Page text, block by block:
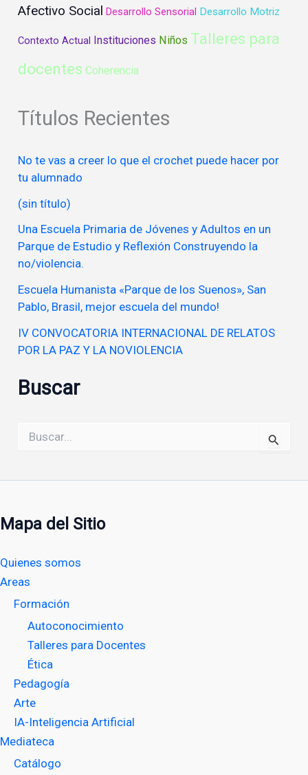
Afectivo Social Desarrollo Sensorial Desarrollo Motriz
Contexto Actual Instituciones Niños Talleres para
docentes Coherencia
Títulos Recientes
No te vas a creer lo que el crochet puede hacer por
tu alumnado
(sin título)
Una Escuela Primaria de Jóvenes y Adultos en un
Parque de Estudio y Reflexión Construyendo la
no/violencia.
Escuela Humanista «Parque de los Suenos», San
Pablo, Brasil, mejor escuela del mundo!
IV CONVOCATORIA INTERNACIONAL DE RELATOS
POR LA PAZ Y LA NOVIOLENCIA
Buscar
por:
Mapa del Sitio
Quienes somos
Areas
Formación
Autoconocimiento
Talleres para Docentes
Ética
Pedagogía
Arte
IA-Inteligencia Artificial
Mediateca
Catálogo